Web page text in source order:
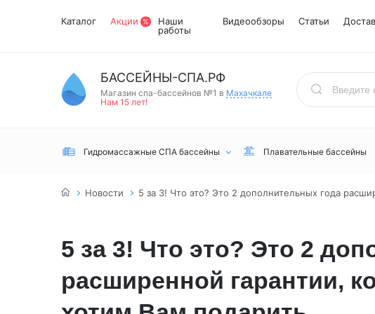
Каталог Акции
Наши
работы
Видеообзоры Статьи
БАССЕЙНЫ-СПА.РФ
Магазин спа-бассейнов №1 в Махачкале
Нам 15 лет!
Гидромассажные СПА бассейны
Встраиваемые Переливные
Для
Для
Для
Плавательные бассейны
Инфракрасные
сауны
Турецкий хамам
Новости 5 за 3! Что это? Это 2 дополнительных года
5 за 3! Что это? Это 2
расширенной гарантии,